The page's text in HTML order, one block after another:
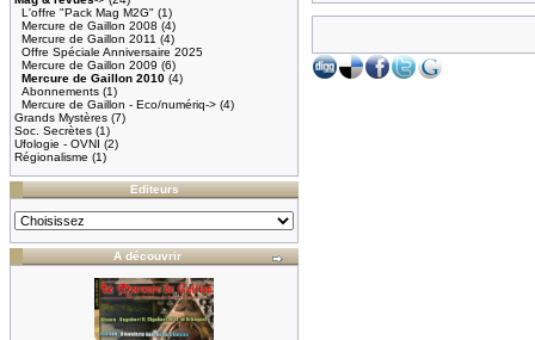
L'offre "Pack Mag M2G" (1)
Mercure de Gaillon 2008 (4)
Mercure de Gaillon 2011 (4)
Offre Spéciale Anniversaire 2025
Mercure de Gaillon 2009 (6)
Mercure de Gaillon 2010 (4)
Abonnements (1)
Mercure de Gaillon - Eco/numériq-> (4)
Grands Mystères (7)
Soc. Secrètes (1)
Ufologie - OVNI (2)
Régionalisme (1)
Editeurs
A découvrir